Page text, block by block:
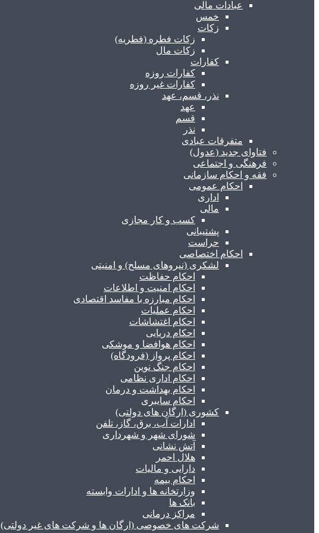
عبادات مالی
خمس
زکات
زکات فطره (فطریه)
زکات مال
کفارات
کفارات روزه
کفارات غیر روزه
نذر، قسم، عهد
عهد
قسم
نذر
متفرقات عبادی
فتاوای جدید (عدول)
فرهنگی و اجتماعی
فقه و احکام سازمانی
احکام عمومی
اداری
مالی
کسب و کار مجازی
پشتیبانی
حراست
احکام اختصاصی
لشکری (نیروهای مسلح) و امنیتی
احکام حفاظت
احکام امنیت و اطلاعات
احکام مبارزه با مفاسد اقتصادی
احکام عملیات
احکام اغتشاشات
احکام دریایی
احکام هوافضا و موشکی
احکام پرواز (فرودگاه)
احکام جنگ نوین
احکام اداری نظامی
احکام بهداشت و درمان
احکام سایبری
کشوری (ارگان های دولتی)
ادارات آب، برق، گاز، تلفن
شورای شهر و شهرداری
آتش نشانی
هلال احمر
دارایی و مالیات
احکام بیمه
وزارتخانه ها و ادارات وابسته
بانک ها
مراکز درمانی
شرکت های خصوصی (ارگان ها و شرکت های غیر دولتی)